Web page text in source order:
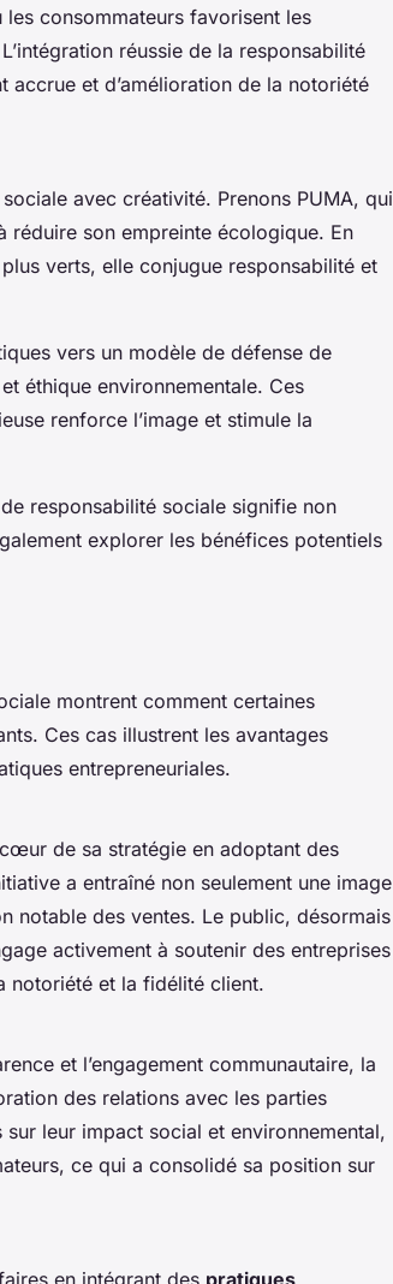
consommateurs favorisent les
réussie de la responsabilité
et d’amélioration de la notoriété
avec créativité. Prenons PUMA, qui
réduire son empreinte écologique. En
verts, elle conjugue responsabilité et
vers un modèle de défense de
éthique environnementale. Ces
renforce l’image et stimule la
responsabilité sociale signifie non
explorer les bénéfices potentiels
montrent comment certaines
Ces cas illustrent les avantages
entrepreneuriales.
de sa stratégie en adoptant des
a entraîné non seulement une image
notable des ventes. Le public, désormais
activement à soutenir des entreprises
notoriété et la fidélité client.
et l’engagement communautaire, la
des relations avec les parties
leur impact social et environnemental,
ce qui a consolidé sa position sur
en intégrant des pratiques